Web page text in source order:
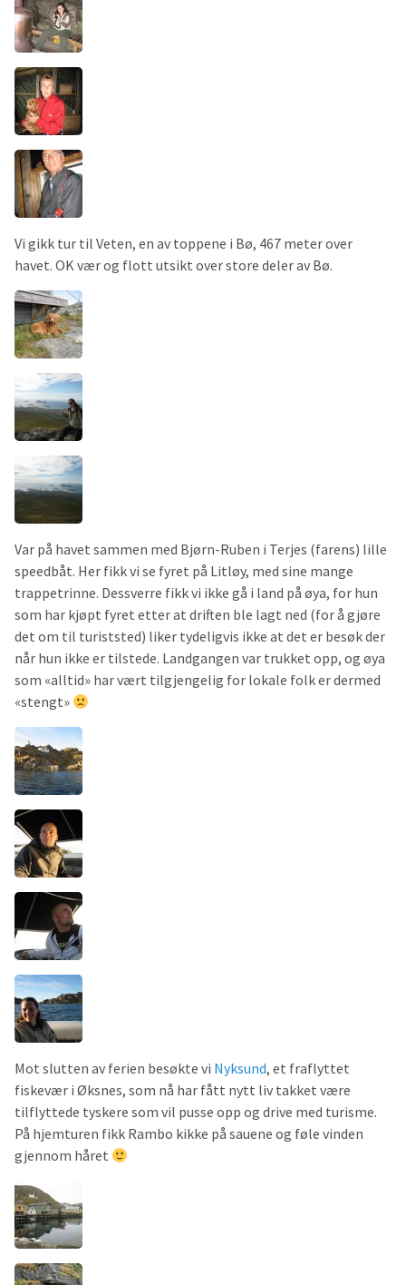
Vi gikk tur til Veten, en av toppene i Bø, 467 meter over
havet. OK vær og flott utsikt over store deler av Bø.
Var på havet sammen med Bjørn-Ruben i Terjes (farens) lille
speedbåt. Her fikk vi se fyret på Litløy, med sine mange
trappetrinne. Dessverre fikk vi ikke gå i land på øya, for hun
som har kjøpt fyret etter at driften ble lagt ned (for å gjøre
det om til turiststed) liker tydeligvis ikke at det er besøk der
når hun ikke er tilstede. Landgangen var trukket opp, og øya
som «alltid» har vært tilgjengelig for lokale folk er dermed
«stengt»
Mot slutten av ferien besøkte vi Nyksund, et fraflyttet
fiskevær i Øksnes, som nå har fått nytt liv takket være
tilflyttede tyskere som vil pusse opp og drive med turisme.
På hjemturen fikk Rambo kikke på sauene og føle vinden
gjennom håret